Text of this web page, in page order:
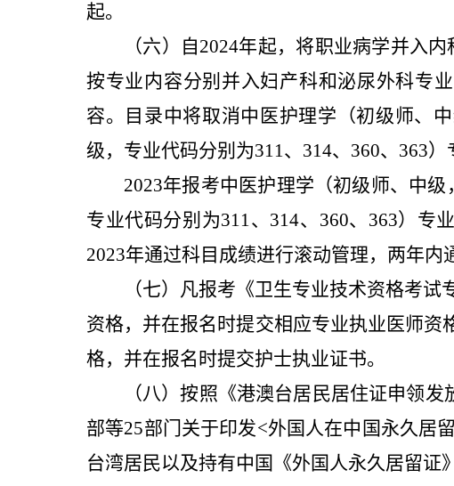
起。
（六）自2024年起，将职业病学并入
按专业内容分别并入妇产科和泌尿外科专
容。目录中将取消中医护理学（初级师、
级，专业代码分别为311、314、360、363
2023年报考中医护理学（初级师、中级
专业代码分别 为311、314、360、363） 专
2023年通过科目成绩进行滚动管理，两年内
（七）凡报考《卫生专业技术资格考
资格，并在报名时提交相应专业执业医师资
格，并在报名时提交护士执业证书。
（八）按照《港澳台居民居住证申领
部等25部门关于印发<外国人在中国永久居
台湾居民以及持有中国《外国人永久居留证